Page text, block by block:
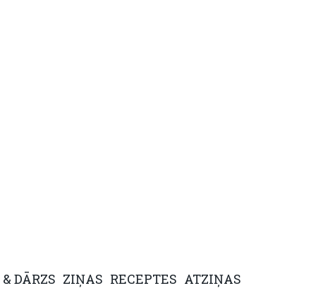
& DĀRZS ZIŅAS RECEPTES ATZIŅAS